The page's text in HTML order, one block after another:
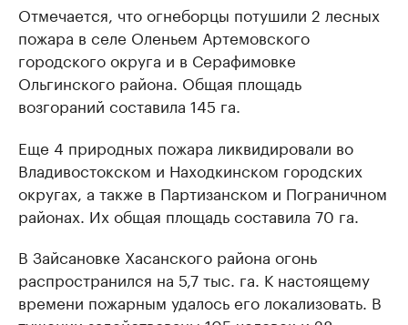
Отмечается, что огнеборцы потушили 2 лесных
пожара в селе Оленьем Артемовского
городского округа и в Серафимовке
Ольгинского района. Общая площадь
возгораний составила 145 га.
Еще 4 природных пожара ликвидировали во
Владивостокском и Находкинском городских
округах, а также в Партизанском и Пограничном
районах. Их общая площадь составила 70 га.
В Зайсановке Хасанского района огонь
распространился на 5,7 тыс. га. К настоящему
времени пожарным удалось его локализовать. В